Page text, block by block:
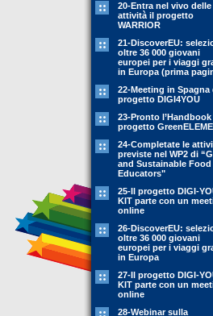
20-Entra nel vivo delle
attività il progetto
WARRIOR
21-DiscoverEU:
oltre 36 000 giovani
europei per i viaggi
in Europa (prima
22-Meeting in Spagna
progetto DIGI4YOU
23-Pronto
progetto
24-Completate le
previste nel WP2 di
and Sustainable Food
Educators"
25-Il progetto DIGI-
KIT parte con un
online
26-DiscoverEU:
oltre 36 000 giovani
europei per i viaggi
in Europa
27-Il progetto DIGI-
KIT parte con un
online
28-Webinar sulla